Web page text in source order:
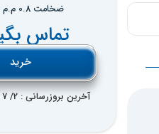
ضخامت 0.8 م.م طلایی
تماس
خرید
آخرین بروزرسانی : 2 / 7 /